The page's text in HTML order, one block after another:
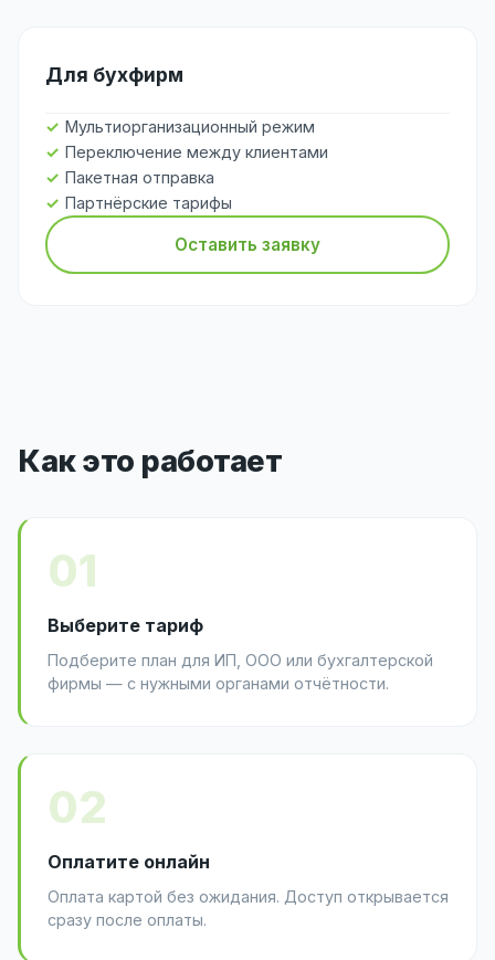
Для бухфирм
Мультиорганизационный режим
Переключение между клиентами
Пакетная отправка
Партнёрские тарифы
Оставить заявку
Как это работает
01
Выберите тариф
Подберите план для ИП, ООО или бухгалтерской
фирмы — с нужными органами отчётности.
02
Оплатите онлайн
Оплата картой без ожидания. Доступ открывается
сразу после оплаты.